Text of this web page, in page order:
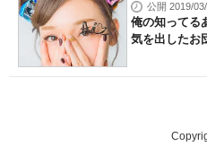
公開 2019/
俺の知って
気を出したお